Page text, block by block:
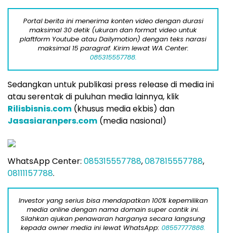
Portal berita ini menerima konten video dengan durasi
maksimal 30 detik (ukuran dan format video untuk
plaftform Youtube atau Dailymotion) dengan teks narasi
maksimal 15 paragraf. Kirim lewat WA Center:
085315557788.
Sedangkan untuk publikasi press release di media ini
atau serentak di puluhan media lainnya, klik
Rilisbisnis.com (khusus media ekbis) dan
Jasasiaranpers.com (media nasional)
WhatsApp Center: 085315557788,087815557788,
08111157788.
Investor yang serius bisa mendapatkan 100% kepemilikan
media online dengan nama domain super cantik ini.
Silahkan ajukan penawaran harganya secara langsung
kepada owner media ini lewat WhatsApp: 08557777888.